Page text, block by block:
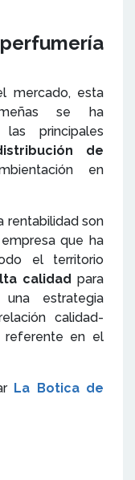
mercado, esta
se ha
principales
de
en
rentabilidad son
que ha
el territorio
calidad para
estrategia
calidad-
referente en el
La Botica de